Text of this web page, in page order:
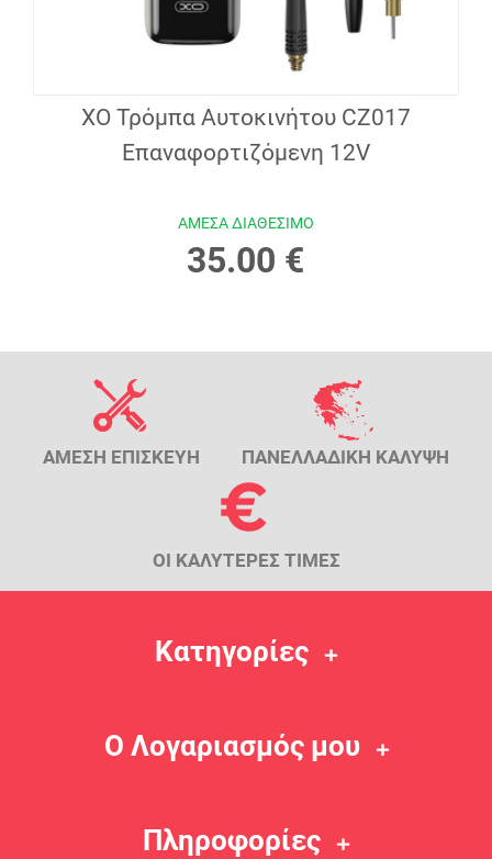
XO Τρόμπα Αυτοκινήτου CZ017
Επαναφορτιζόμενη 12V
ΑΜΕΣΑ ΔΙΑΘΕΣΙΜΟ
35.00 €
ΑΜΕΣΗ ΕΠΙΣΚΕΥΗ ΠΑΝΕΛΛΑΔΙΚΗ ΚΑΛΥΨΗ
ΟΙ ΚΑΛΥΤΕΡΕΣ ΤΙΜΕΣ
Κατηγορίες
Ο Λογαριασμός μου
Πληροφορίες